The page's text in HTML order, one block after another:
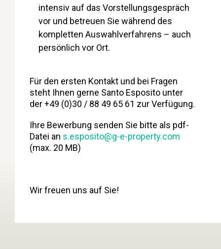
intensiv auf das Vorstellungsgespräch
vor und betreuen Sie während des
kompletten Auswahlverfahrens – auch
persönlich vor Ort.
Für den ersten Kontakt und bei Fragen
steht Ihnen gerne Santo Esposito unter
der +49 (0)30 / 88 49 65 61 zur Verfügung.
Ihre Bewerbung senden Sie bitte als pdf-
Datei an s.esposito@g-e-property.com
(max. 20 MB)
Wir freuen uns auf Sie!